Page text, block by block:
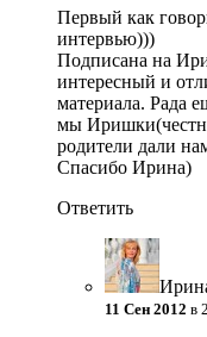
Первый как
интервью)))
Подписана на
интересный и
материала. Рада
мы
родители дали
Спасибо Ирина)
Ответить
11 Сен 2012 в